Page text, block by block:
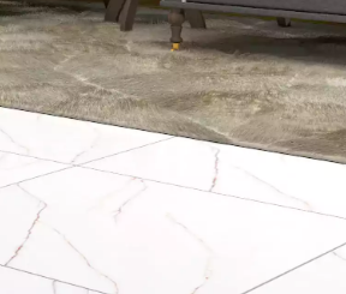
BATU
REFLEKSI
PRECUT
UKURAN
10 x 20 cm 20 x 20 cm
25 x 25 cm
25 x 50 cm
40 x 40 cm
50 x 50 cm 60 x 120 cm